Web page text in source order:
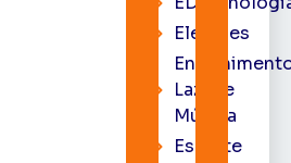
Eleições
Lazer e
Música
Esporte